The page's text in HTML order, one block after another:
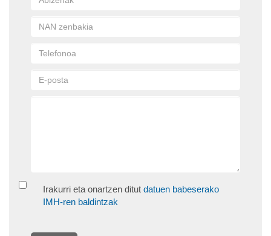
Irakurri eta onartzen ditut datuen babeserako
IMH-ren baldintzak